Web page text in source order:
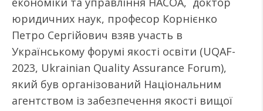
юридичних наук, професор Корнієнко
Петро Сергійович взяв участь в
Українському форумі якості освіти (UQAF-
2023, Ukrainian Quality Assurance Forum),
який був організований Національним
агентством із забезпечення якості вищої